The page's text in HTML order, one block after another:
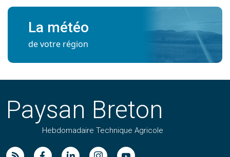
La météo
de votre région
Paysan Breton
Hebdomadaire Technique Agricole